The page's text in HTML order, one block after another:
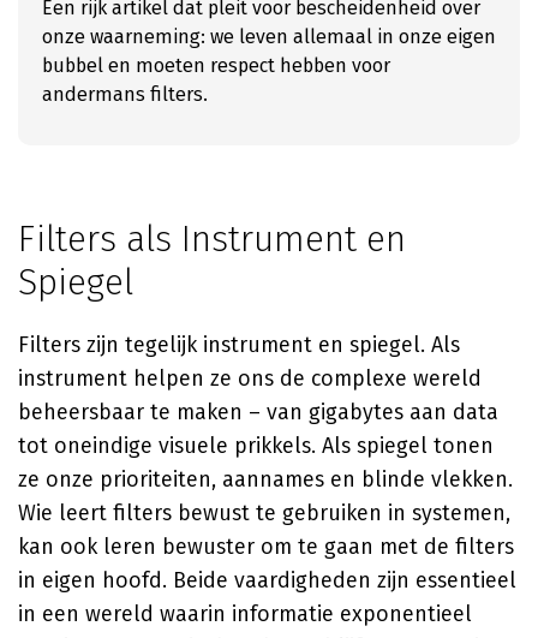
Een rijk artikel dat pleit voor bescheidenheid over
onze waarneming: we leven allemaal in onze eigen
bubbel en moeten respect hebben voor
andermans filters.
Filters als Instrument en
Spiegel
Filters zijn tegelijk instrument en spiegel. Als
instrument helpen ze ons de complexe wereld
beheersbaar te maken – van gigabytes aan data
tot oneindige visuele prikkels. Als spiegel tonen
ze onze prioriteiten, aannames en blinde vlekken.
Wie leert filters bewust te gebruiken in systemen,
kan ook leren bewuster om te gaan met de filters
in eigen hoofd. Beide vaardigheden zijn essentieel
in een wereld waarin informatie exponentieel